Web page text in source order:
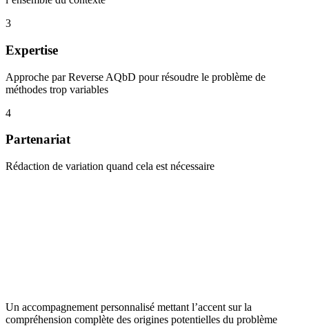
3
Expertise
Approche par Reverse AQbD pour résoudre le problème de
méthodes trop variables
4
Partenariat
Rédaction de variation quand cela est nécessaire
Un accompagnement personnalisé mettant l’accent sur la
compréhension complète des origines potentielles du problème